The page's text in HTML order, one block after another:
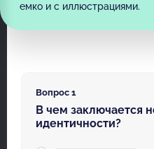
емко и с иллюстрациями.
Вопрос 1
В чем заключается
идентичности?